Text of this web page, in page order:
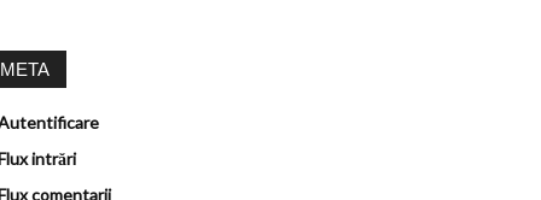
META
intrări
comentarii